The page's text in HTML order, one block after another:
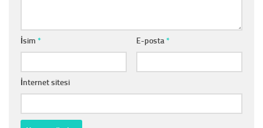
İsim * E-posta*
İnternet sitesi